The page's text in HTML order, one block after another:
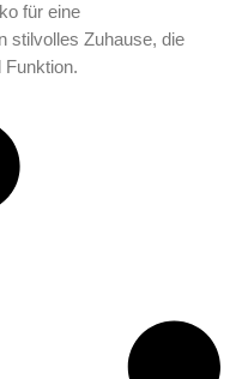
für eine
stilvolles Zuhause, die